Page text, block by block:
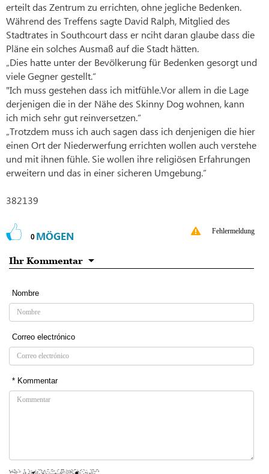
erteilt das Zentrum zu errichten, ohne jegliche Bedenken.
Während des Treffens sagte David Ralph, Mitglied des
Stadtrates in Southcourt dass er nciht daran glaube dass die
Pläne ein solches Ausmaß auf die Stadt hätten.
„Dies hatte unter der Bevölkerung für Bedenken gesorgt und
viele Gegner gestellt.“
"Ich muss gestehen dass ich mitfühle.Vor allem in die Lage
derjenigen die in der Nähe des Skinny Dog wohnen, kann
ich mich sehr gut reinversetzen.“
„Trotzdem muss ich auch sagen dass ich denjenigen die hier
einen Ort der Niederwerfung errichten wollen auch verstehe
und mit ihnen fühle. Sie wollen ihre religiösen Erfahrungen
erweitern und das in einer sicheren Umgebung.”
382139
0 MÖGEN Fehlermeldung
Ihr Kommentar
Nombre
Correo electrónico
* Kommentar